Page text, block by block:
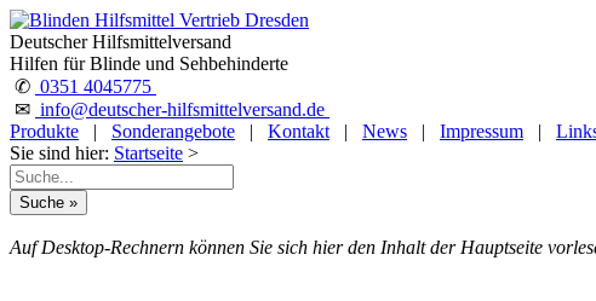
Deutscher Hilfsmittelversand
Hilfen für Blinde und Sehbehinderte
✆ 0351 4045775
✉ info@deutscher-hilfsmittelversand.de
Produkte
| Sonderangebote | Kontakt | News | Impressum |
Sie sind hier: Startseite >
Auf Desktop-Rechnern können Sie sich hier den Inhalt der Hauptseite